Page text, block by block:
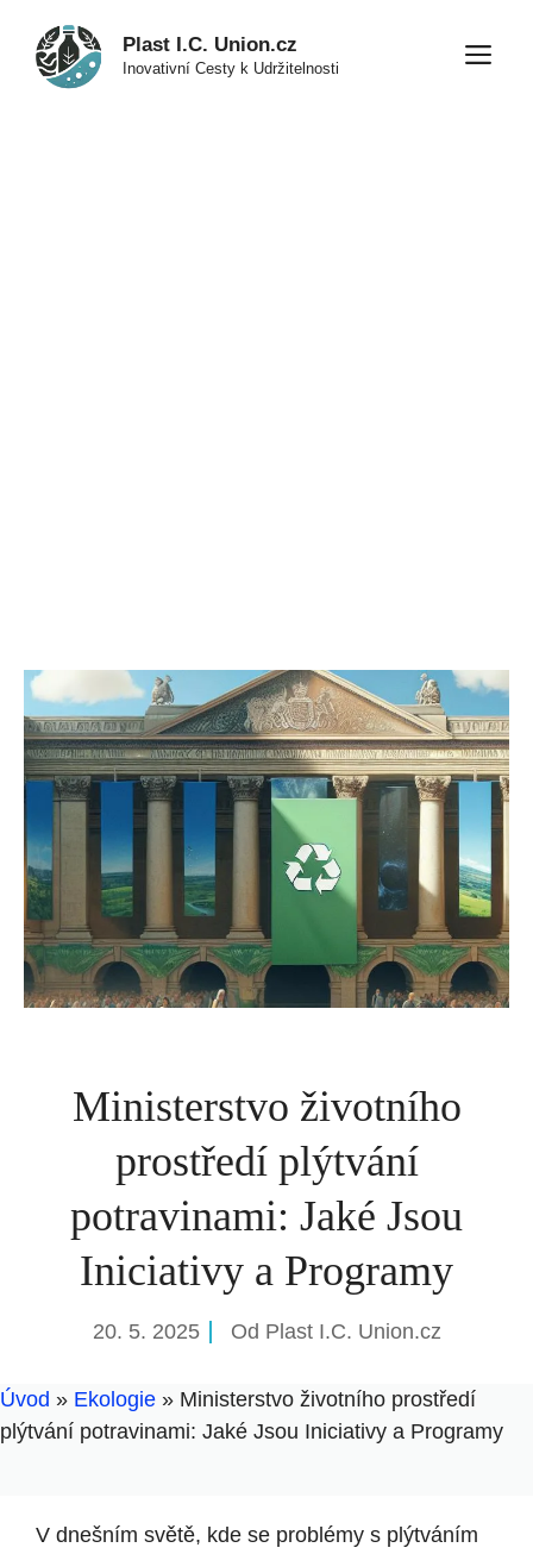
obsah
Plast I.C. Union.cz
Inovativní Cesty k Udržitelnosti
Ministerstvo životního
prostředí plýtvání
potravinami: Jaké Jsou
Iniciativy a Programy
20. 5. 2025 Od Plast I.C. Union.cz
Úvod » Ekologie » Ministerstvo životního prostředí
plýtvání potravinami: Jaké Jsou Iniciativy a Programy
V dnešním ‌světě, kde se problémy‍ s plýtváním ​